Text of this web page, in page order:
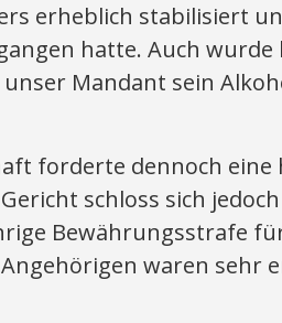
erheblich stabilisiert
hatte. Auch
Mandant sein
forderte dennoch
schloss sich
Bewährungsstrafe
waren sehr